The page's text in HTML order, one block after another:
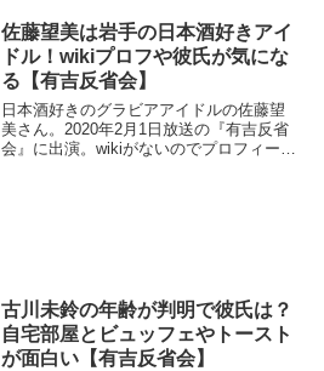
佐藤望美は岩手の日本酒好きアイ
ドル！wikiプロフや彼氏が気にな
る【有吉反省会】
日本酒好きのグラビアアイドルの佐藤望
美さん。2020年2月1日放送の『有吉反省
会』に出演。wikiがないのでプロフィール
古川未鈴の年齢が判明で彼氏は？
自宅部屋とビュッフェやトースト
が面白い【有吉反省会】